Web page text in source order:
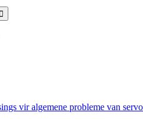
vir algemene probleme van